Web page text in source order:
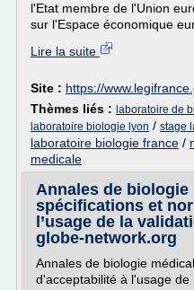
l'Etat membre de l'Union
sur l'Espace économique
Lire la suite
Site : https://
Thèmes liés : laboratoire de
laboratoire biologie lyon / stage
laboratoire biologie france /
medicale
Annales de biologie
spécifications et
l’usage de la
globe-network.org
Annales de biologie
d'acceptabilité à l'usage